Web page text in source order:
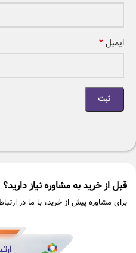
ایمیل*
قبل از خرید به مشاوره نیاز دارید؟
برای مشاوره پیش از خرید، با ما در